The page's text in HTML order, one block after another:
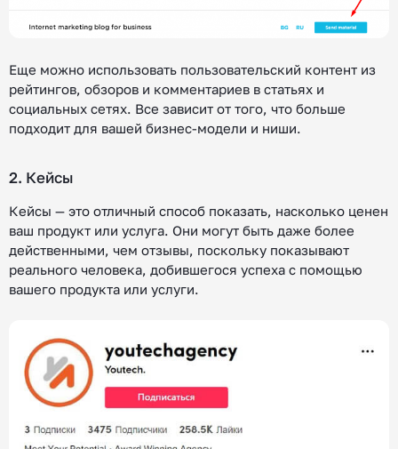
Еще можно использовать пользовательский контент из
рейтингов, обзоров и комментариев в статьях и
социальных сетях. Все зависит от того, что больше
подходит для вашей бизнес-модели и ниши.
2. Кейсы
Кейсы — это отличный способ показать, насколько ценен
ваш продукт или услуга. Они могут быть даже более
действенными, чем отзывы, поскольку показывают
реального человека, добившегося успеха с помощью
вашего продукта или услуги.